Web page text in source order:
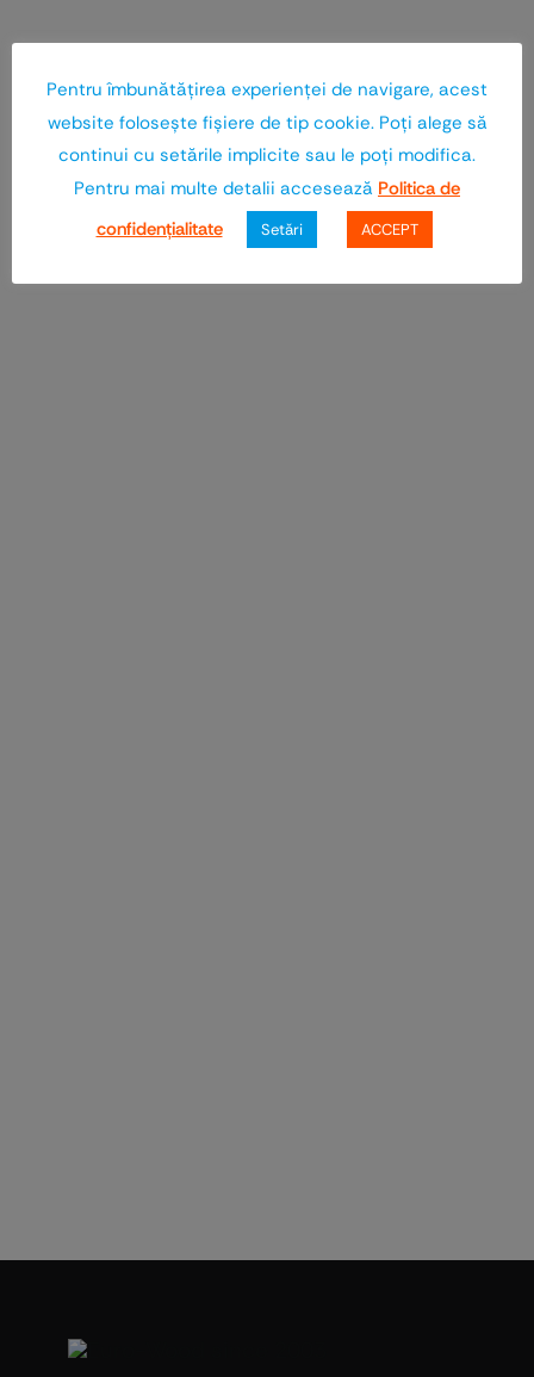
Pentru îmbunătăţirea experienţei de navigare, acest
website foloseşte fişiere de tip cookie. Poţi alege să
continui cu setările implicite sau le poţi modifica.
Pentru mai multe detalii accesează Politica de
confidenţialitate
Setări ACCEPT